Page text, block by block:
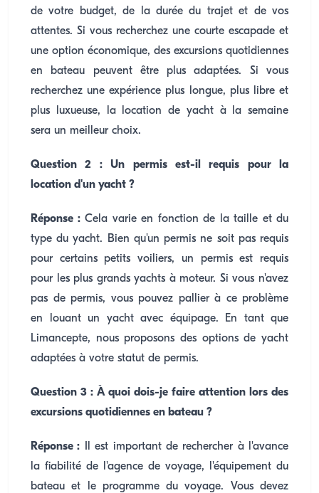
de votre budget, de la durée du trajet et de vos
attentes. Si vous recherchez une courte escapade et
une option économique, des excursions quotidiennes
en bateau peuvent être plus adaptées. Si vous
recherchez une expérience plus longue, plus libre et
plus luxueuse, la location de yacht à la semaine
sera un meilleur choix.
Question 2 : Un permis est-il requis pour la
location d'un yacht ?
Réponse :Cela varie en fonction de la taille et du
type du yacht. Bien qu'un permis ne soit pas requis
pour certains petits voiliers, un permis est requis
pour les plus grands yachts à moteur. Si vous n'avez
pas de permis, vous pouvez pallier à ce problème
en louant un yacht avec équipage. En tant que
Limancepte, nous proposons des options de yacht
adaptées à votre statut de permis.
Question 3 : À quoi dois-je faire attention lors des
excursions quotidiennes en bateau ?
Réponse : Il est important de rechercher à l'avance
la fiabilité de l'agence de voyage, l'équipement du
bateau et le programme du voyage. Vous devez